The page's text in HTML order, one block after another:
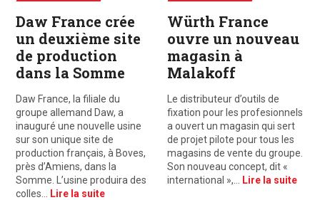
Daw France crée
un deuxième site
de production
dans la Somme
Daw France, la filiale du
groupe allemand Daw, a
inauguré une nouvelle usine
sur son unique site de
production français, à Boves,
près d’Amiens, dans la
Somme. L’usine produira des
colles…
Lire la suite
Würth France
ouvre un nouveau
magasin à
Malakoff
Le distributeur d’outils de
fixation pour les profesionnels
a ouvert un magasin qui sert
de projet pilote pour tous les
magasins de vente du groupe.
Son nouveau concept, dit «
international »,…
Lire la suite